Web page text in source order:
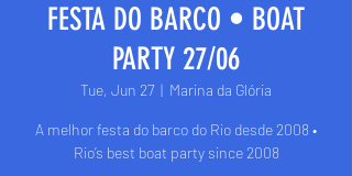
FESTA DO BARCO • BOAT
PARTY 27/06
Tue, Jun 27
  |
Marina da Glória
A melhor festa do barco do Rio desde 2008 •
Rio’s best boat party since 2008